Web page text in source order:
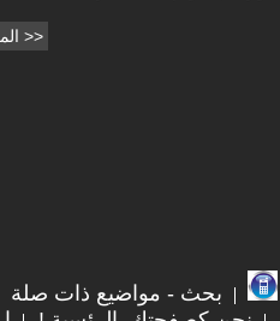
بحث - مواضيع ذات صلة